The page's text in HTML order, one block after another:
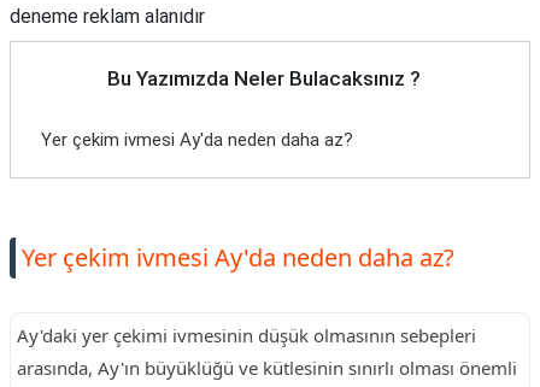
deneme reklam alanıdır
Bu Yazımızda Neler Bulacaksınız ?
Yer çekim ivmesi Ay'da neden daha az?
Yer çekim ivmesi Ay'da neden daha az?
Ay'daki yer çekimi ivmesinin düşük olmasının sebepleri
arasında, Ay'ın büyüklüğü ve kütlesinin sınırlı olması önemli